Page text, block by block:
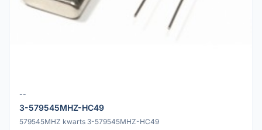
--
3-579545MHZ-HC49
579545MHZ kwarts 3-579545MHZ-HC49